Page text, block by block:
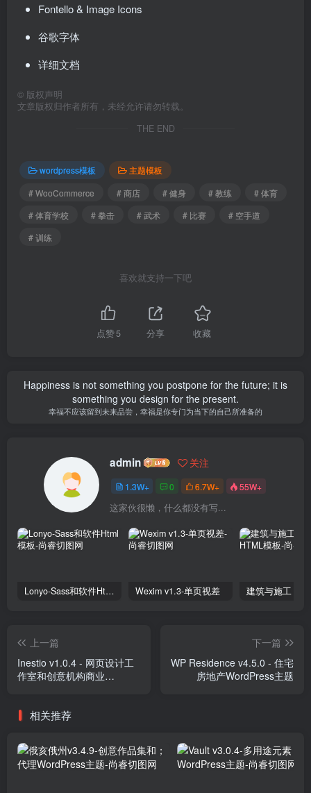
Fontello & Image Icons
谷歌字体
详细文档
© 版权声明
文章版权归作者所有，未经允许请勿转载。
THE END
wordpress模板
主题模板
# WooCommerce
# 商店 # 健身 # 教练
# 体育
# 体育学校
# 拳击 # 武术 # 比赛
# 空手道
# 训练
喜欢就支持一下吧
点赞5 分享 收藏
Happiness is not something you postpone for the future; it is
something you design for the present.
幸福不应该留到未来品尝，幸福是你专门为当下的自己所准备的
admin 关注
1.3W+ 0 6.7W+ 55W+
这家伙很懒，什么都没有写...
Lonyo-Sass和软件Html模板 Wexim v1.3-单页视差
上一篇
Inestio v1.0.4 - 网页设计工
作室和创意机构商业
下一篇
WP Residence v4.5.0 - 住宅
房地产WordPress主题
相关推荐